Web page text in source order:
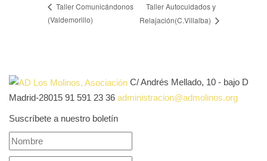
Taller Comunicándonos
(Valdemorillo)
Taller Autocuidados y
Relajación(C.Villalba)
C/ Andrés Mellado, 10 - bajo D
Madrid-28015 91 591 23 36 administracion@admolinos.org
Suscríbete a nuestro boletín